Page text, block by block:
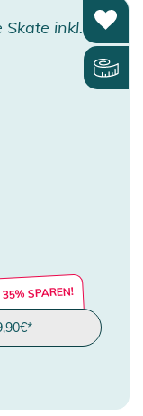
Skate inkl.
35% SPAREN!
€*